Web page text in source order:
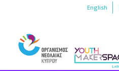
English